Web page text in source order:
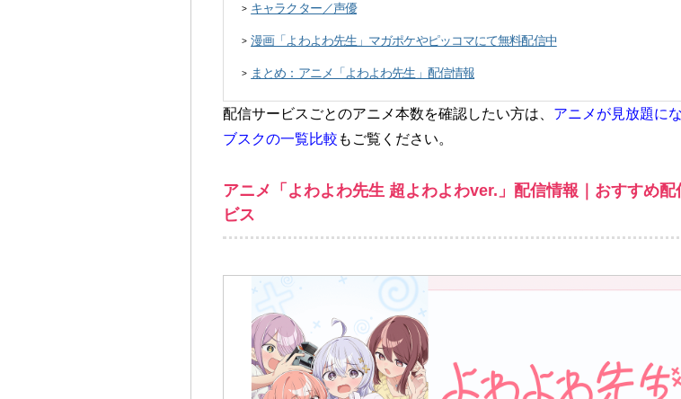
> キャラクター／声優
> 漫画「よわよわ先生」マガポケやピッコマにて無料配信中
> まとめ：アニメ「よわよわ先生」配信情報
配信サービスごとのアニメ本数を確認したい方は、 アニメが見放題に
ブスクの一覧比較 もご覧ください。
アニメ「よわよわ先生 超よわよわver.」配信情報｜おすすめ配
ビス